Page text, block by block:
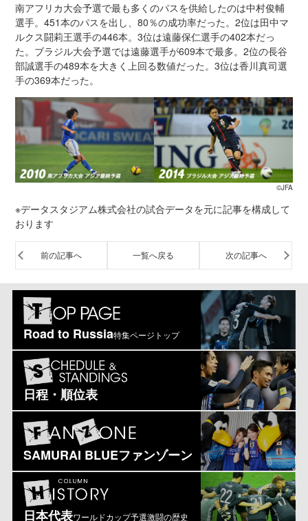
南アフリカ大会予選で最も多くのパスを供給したのは中村俊輔
選手。451本のパスを出し、80％の成功率だった。2位は田中マ
ルクス闘莉王選手の446本。3位は遠藤保仁選手の402本だっ
た。ブラジル大会予選では遠藤選手が609本で最多。2位の長谷
部誠選手の489本を大きく上回る数値だった。3位は香川真司選
手の369本だった。
©JFA
※データスタジアム株式会社の試合データを元に記事を構成して
おります
前の記事へ 一覧へ戻る 次の記事へ
Road to Russia特集ページトップ
日程・順位表
SAMURAI BLUEファンゾーン
日本代表ワールドカップ予選激闘の歴史